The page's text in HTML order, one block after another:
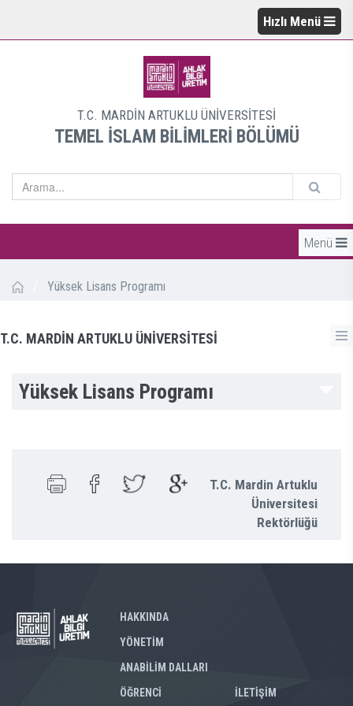
Hızlı Menü
T.C. MARDİN ARTUKLU ÜNİVERSİTESİ
TEMEL İSLAM BİLİMLERİ BÖLÜMÜ
Menü
Yüksek Lisans Programı
T.C. MARDİN ARTUKLU ÜNİVERSİTESİ
Yüksek Lisans Programı
T.C. Mardin Artuklu
Üniversitesi
Rektörlüğü
HAKKINDA
YÖNETIM
ANABİLİM DALLARI
ÖĞRENCİ
İLETİŞİM